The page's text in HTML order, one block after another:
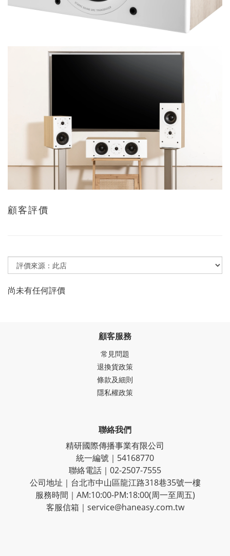
顧客評價
尚未有任何評價
顧客服務
常見問題
退換貨政策
條款及細則
隱私權政策
聯絡我們
精研國際傳播事業有限公司
統一編號｜54168770
聯絡電話｜02-2507-7555
公司地址｜台北市中山區龍江路318巷35號一樓
服務時間｜AM:10:00-PM:18:00(周一至周五)
客服信箱｜service@haneasy.com.tw